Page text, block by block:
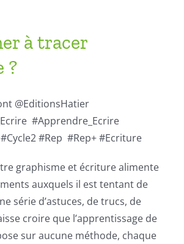
à tracer
?
@EditionsHatier
#Apprendre_Ecrire
#Rep #Rep+ #Ecriture
graphisme et écriture alimente
auxquels il est tentant de
série d’astuces, de trucs, de
croire que l’apprentissage de
sur aucune méthode, chaque